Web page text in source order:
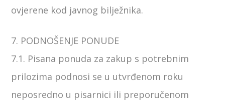
ovjerene kod javnog bilježnika.
7. PODNOŠENJE PONUDE
7.1. Pisana ponuda za zakup s potrebnim
prilozima podnosi se u utvrđenom roku
neposredno u pisarnici ili preporučenom